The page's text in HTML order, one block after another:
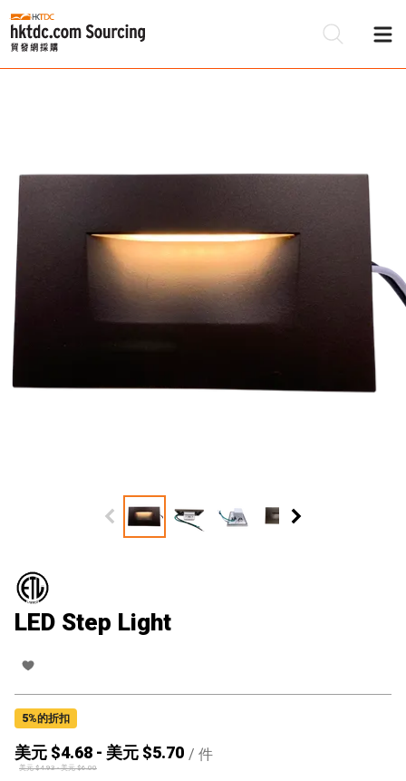
LED Step Light
5%的折扣
美元 $4.68 - 美元 $5.70 / 件
美元 $4.93-美元 $6.00